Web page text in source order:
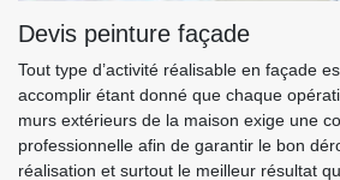
Devis peinture façade
Tout type d’activité réalisable en façade
accomplir étant donné que chaque
murs extérieurs de la maison exige une
professionnelle afin de garantir le bon
réalisation et surtout le meilleur résultat